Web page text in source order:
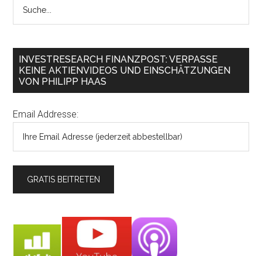
INVESTRESEARCH FINANZPOST: VERPASSE
KEINE AKTIENVIDEOS UND EINSCHÄTZUNGEN
VON PHILIPP HAAS
Email Addresse: